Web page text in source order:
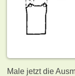
Male jetzt die